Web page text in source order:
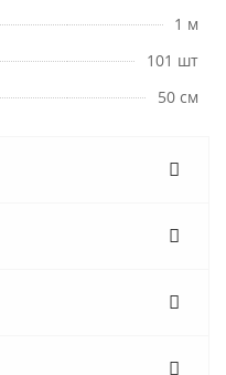
1 м
101 шт
50 см